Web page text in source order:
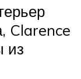
Clarence
из